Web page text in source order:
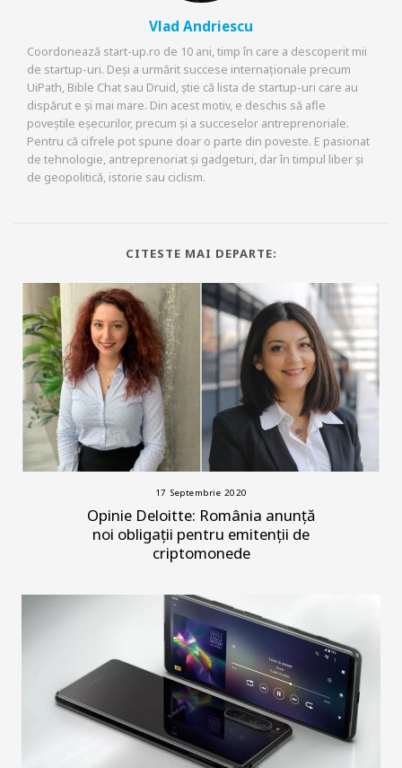
Vlad Andriescu
Coordonează start-up.ro de 10 ani, timp în care a descoperit mii
de startup-uri. Deși a urmărit succese internaționale precum
UiPath, Bible Chat sau Druid, știe că lista de startup-uri care au
dispărut e și mai mare. Din acest motiv, e deschis să afle
poveștile eșecurilor, precum și a succeselor antreprenoriale.
Pentru că cifrele pot spune doar o parte din poveste. E pasionat
de tehnologie, antreprenoriat și gadgeturi, dar în timpul liber și
de geopolitică, istorie sau ciclism.
CITESTE MAI DEPARTE:
17 Septembrie 2020
Opinie Deloitte: România anunță
noi obligații pentru emitenții de
criptomonede